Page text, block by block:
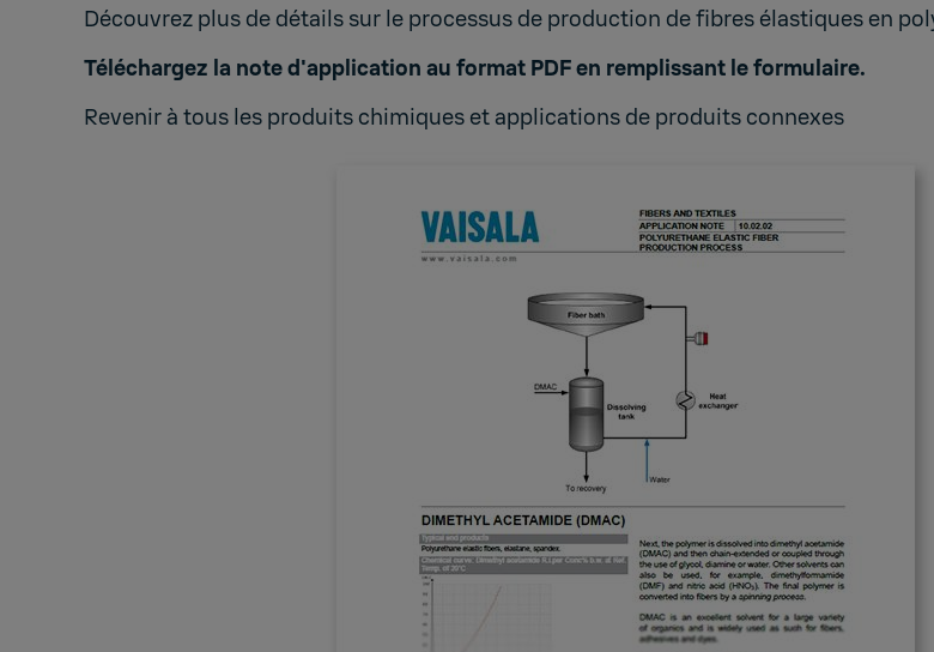
Découvrez plus de détails sur le processus de production de fibres élastiques en
Téléchargez la note d'application au format PDF en remplissant le formulaire.
Revenir à tous les produits chimiques et applications de produits connexes